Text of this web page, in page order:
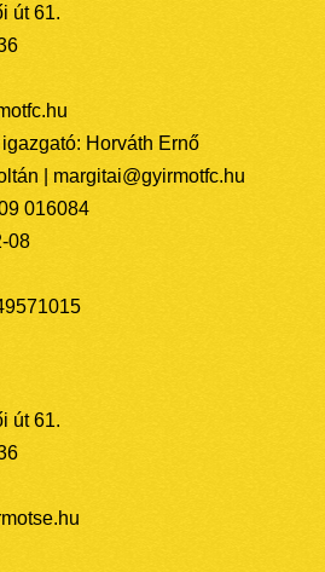
út 61.
Horváth Ernő
| margitai@gyirmotfc.hu
016084
08
út 61.